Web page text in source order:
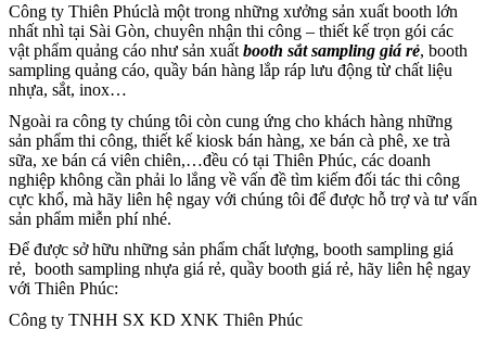
Công ty Thiên Phúclà một trong những xưởng sản xuất booth lớn
nhất nhì tại Sài Gòn, chuyên nhận thi công – thiết kế trọn gói các
vật phẩm quảng cáo như sản xuất booth sắt sampling giá rẻ, booth
sampling quảng cáo, quầy bán hàng lắp ráp lưu động từ chất liệu
nhựa, sắt, inox…
Ngoài ra công ty chúng tôi còn cung ứng cho khách hàng những
sản phẩm thi công, thiết kế kiosk bán hàng, xe bán cà phê, xe trà
sữa, xe bán cá viên chiên,…đều có tại Thiên Phúc, các doanh
nghiệp không cần phải lo lắng về vấn đề tìm kiếm đối tác thi công
cực khổ, mà hãy liên hệ ngay với chúng tôi để được hỗ trợ và tư vấn
sản phẩm miễn phí nhé.
Để được sở hữu những sản phẩm chất lượng, booth sampling giá
rẻ, booth sampling nhựa giá rẻ, quầy booth giá rẻ, hãy liên hệ ngay
với Thiên Phúc:
Công ty TNHH SX KD XNK Thiên Phúc